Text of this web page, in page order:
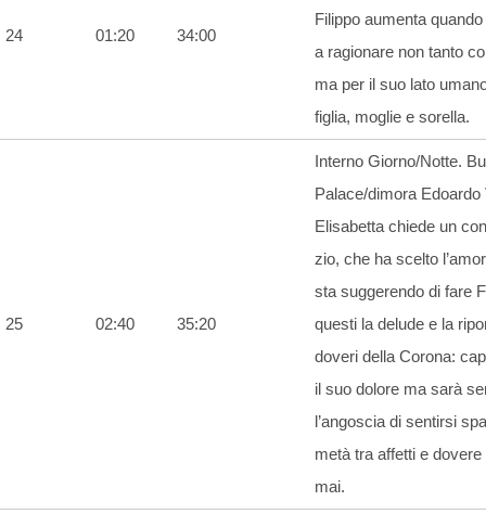
24 01:20 34:00
Filippo aumenta
a ragionare non tanto
ma per il suo lato
figlia, moglie e sorella.
25 02:40 35:20
Interno Giorno/Notte.
Palace/dimora Edoardo
Elisabetta chiede un
zio, che ha scelto
sta suggerendo di fare
questi la delude e la
doveri della Corona:
il suo dolore ma sarà
l’angoscia di sentirsi
metà tra affetti e dovere
mai.